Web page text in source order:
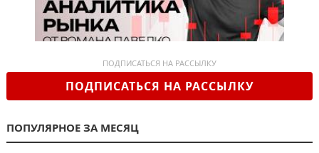
ПОДПИСАТЬСЯ НА РАССЫЛКУ
ПОДПИСАТЬСЯ НА РАССЫЛКУ
ПОПУЛЯРНОЕ ЗА МЕСЯЦ